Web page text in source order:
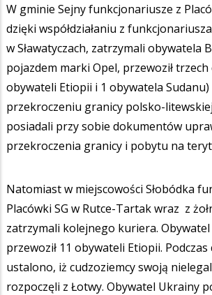
W gminie Sejny funkcjonariusze z
dzięki współdziałaniu z
w Sławatyczach, zatrzymali obywatela
pojazdem marki Opel, przewoził trzech
obywateli Etiopii i 1 obywatela
przekroczeniu granicy polsko-
posiadali przy sobie dokumentów
przekroczenia granicy i pobytu na
Natomiast w miejscowości Słobódka
Placówki SG w Rutce-Tartak wraz z
zatrzymali kolejnego kuriera.
przewoził 11 obywateli Etiopii. Podczas
ustalono, iż cudzoziemcy swoją
rozpoczęli z Łotwy. Obywatel Ukrainy